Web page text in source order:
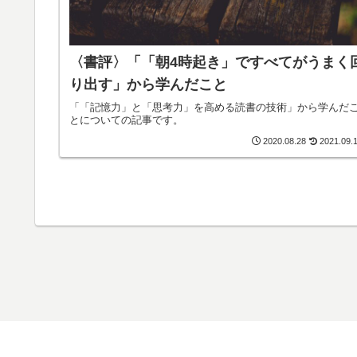
〈書評〉「「朝4時起き」ですべてがうまく
り出す」から学んだこと
「「記憶力」と「思考力」を高める読書の技術」から学んだこ
とについての記事です。
2020.08.28